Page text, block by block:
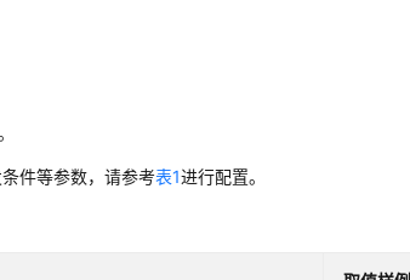
件等参数，请参考表1进行配置。